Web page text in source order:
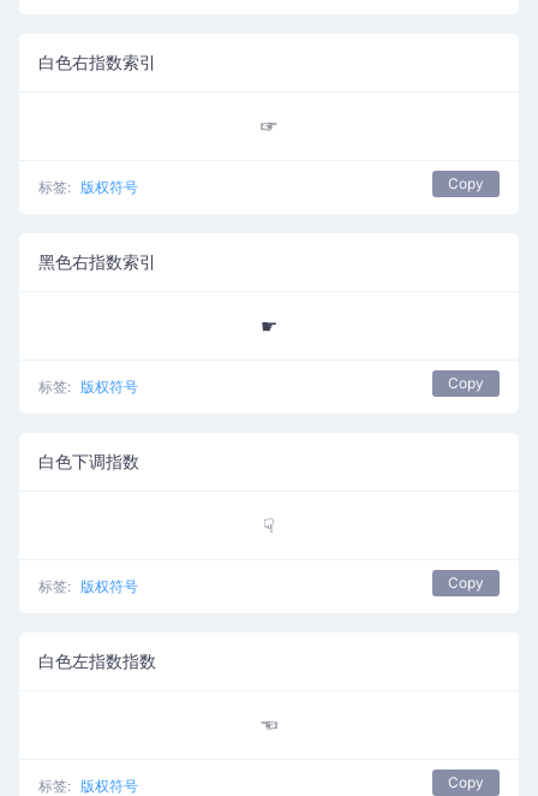
白色右指数索引
☞
标签: 版权符号 Copy
黑色右指数索引
☛
标签: 版权符号 Copy
白色下调指数
☟
标签: 版权符号 Copy
白色左指数指数
☜
标签: 版权符号 Copy